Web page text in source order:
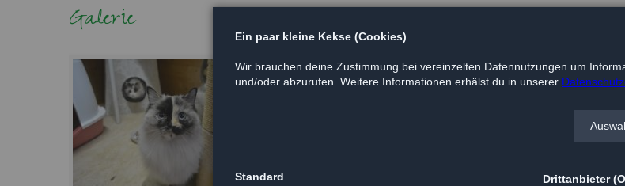
Galerie Ein paar kleine Kekse (Cookies)
Wir brauchen deine Zustimmung bei vereinzelten Datennutzungen um
und/oder abzurufen. Weitere Informationen erhälst du in unserer
Standard
Drittanbieter